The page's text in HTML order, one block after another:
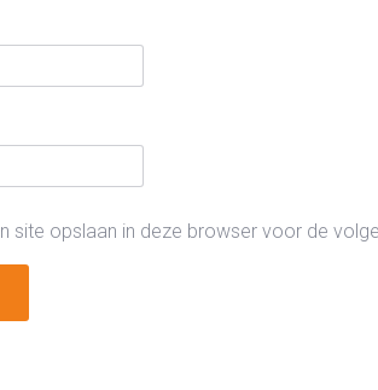
site opslaan in deze browser voor de